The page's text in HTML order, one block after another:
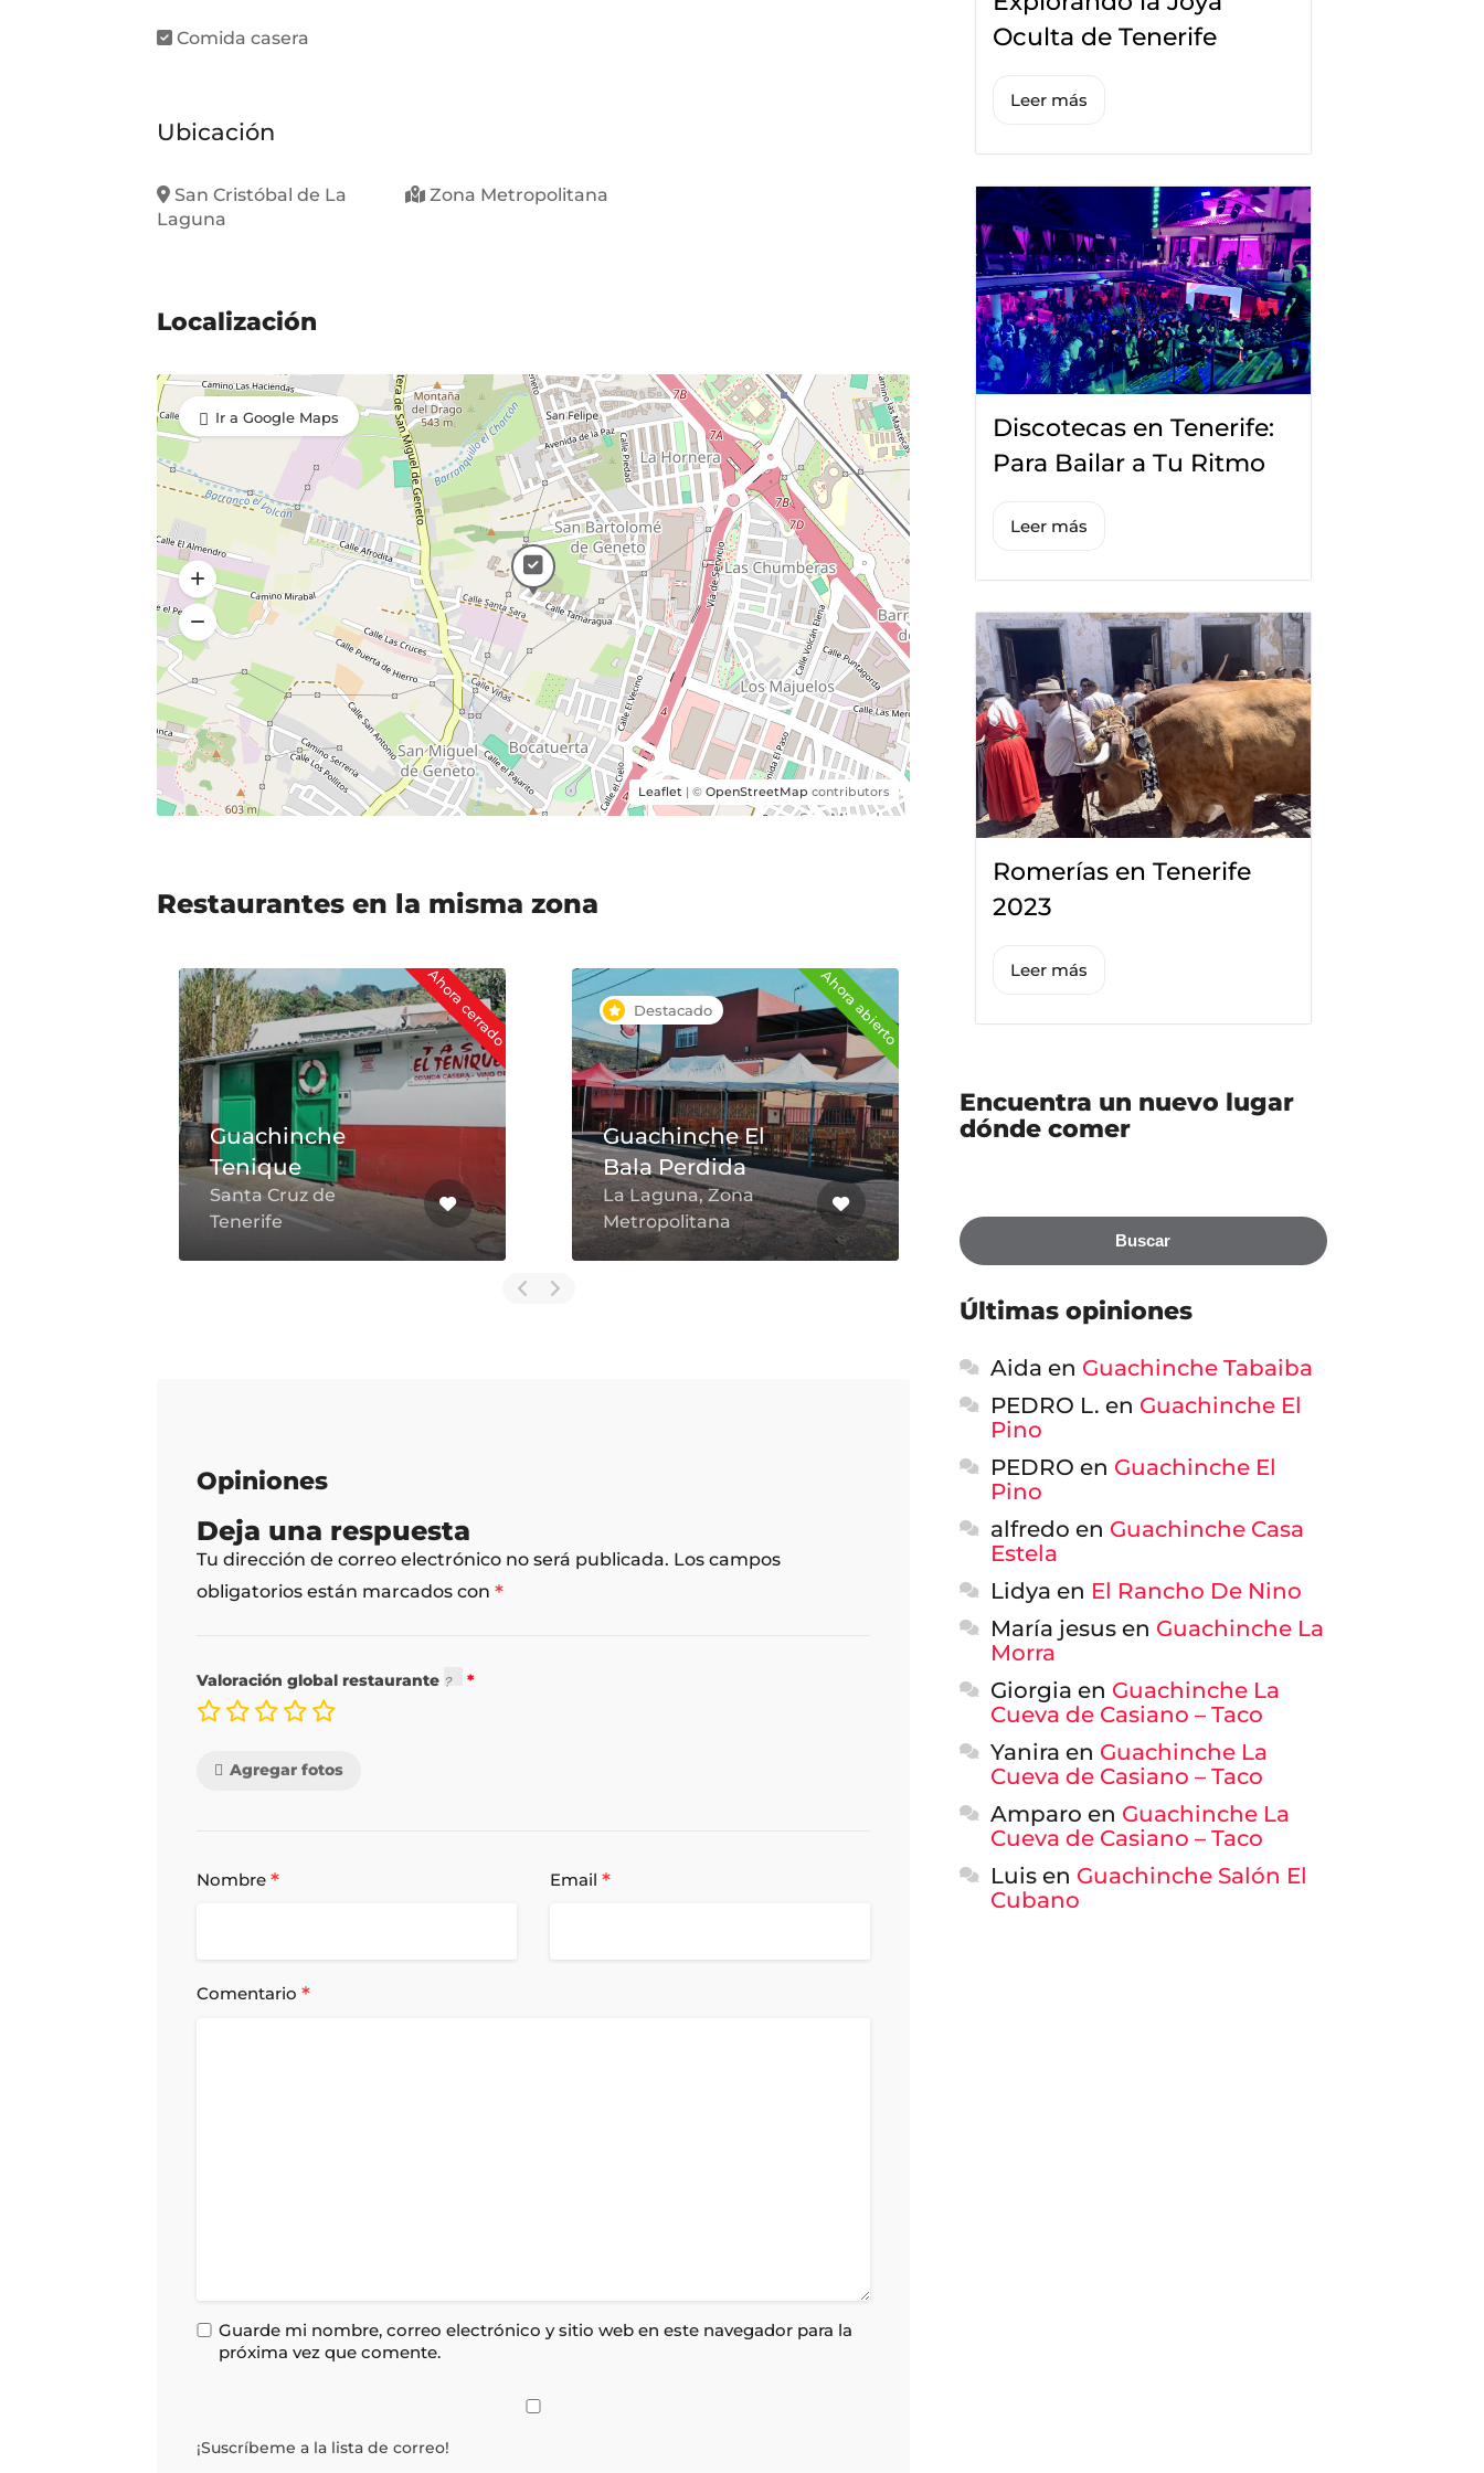
Comida casera
Ubicación
San Cristóbal de La
Laguna
Zona Metropolitana
Localización
Leaflet | © OpenStreetMap contributors
Ir a Google Maps
Restaurantes en la misma zona
Ahora cerrado
Guachinche
Tenique
Santa Cruz de
Tenerife
Destacado Ahora abierto
Guachinche El
Bala Perdida
La Laguna, Zona
Metropolitana
Ahora cerrado
Guachinche La
de Tenerife
Opiniones
Deja una respuesta
Tu dirección de correo electrónico no será publicada. Los campos
obligatorios están marcados con *
Valoración global restaurante
Agregar fotos
Nombre * Email *
Comentario *
Guarde mi nombre, correo electrónico y sitio web en este navegador para la
próxima vez que comente.
¡Suscríbeme a la lista de correo!
Oculta de Tenerife
Leer más
Discotecas en Tenerife:
Para Bailar a Tu Ritmo
Leer más
Romerías en Tenerife
2023
Leer más
Encuentra un nuevo lugar
dónde comer
Buscar
Últimas opiniones
Aida en Guachinche Tabaiba
PEDRO L. en Guachinche El
Pino
PEDRO en Guachinche El
Pino
alfredo en Guachinche Casa
Estela
Lidya en El Rancho De Nino
María jesusen Guachinche La
Morra
Giorgia en Guachinche La
Cueva de Casiano – Taco
Yanira en Guachinche La
Cueva de Casiano – Taco
Amparo en Guachinche La
Cueva de Casiano – Taco
Luisen Guachinche Salón El
Cubano